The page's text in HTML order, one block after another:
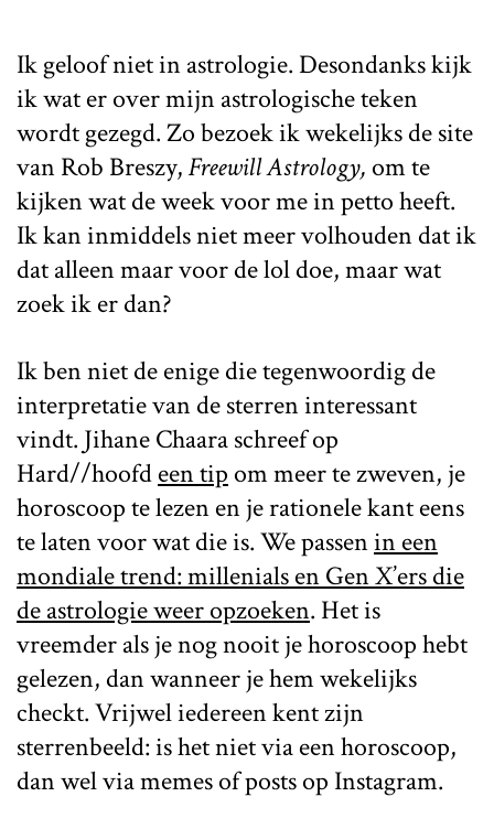
Ik geloof niet in astrologie. Desondanks kijk
ik wat er over mijn astrologische teken
wordt gezegd. Zo bezoek ik wekelijks de site
van Rob Breszy,Freewill Astrology, om te
kijken wat de week voor me in petto heeft.
Ik kan inmiddels niet meer volhouden dat ik
dat alleen maar voor de lol doe, maar wat
zoek ik er dan?
Ik ben niet de enige die tegenwoordig de
interpretatie van de sterren interessant
vindt. Jihane Chaara schreef op
Hard//hoofdeen tip om meer te zweven, je
horoscoop te lezen en je rationele kant eens
te laten voor wat die is. We passenin een
mondiale trend: millenials en Gen X’ers die
de astrologie weer opzoeken. Het is
vreemder als je nog nooit je horoscoop hebt
gelezen, dan wanneer je hem wekelijks
checkt. Vrijwel iedereen kent zijn
sterrenbeeld: is het niet via een horoscoop,
dan wel via memes of posts op Instagram.